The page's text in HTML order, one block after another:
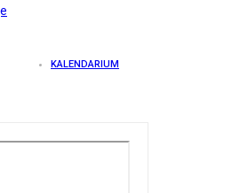
KALENDARIUM